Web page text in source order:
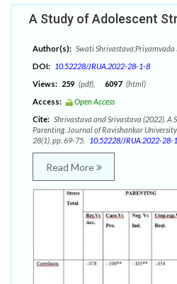
A Study of Adolescent
Author(s): Swati Shrivastava;Priyamvada
DOI: 10.52228/JRUA.2022-28-1-8
Views: 259 (pdf), 6097 (html)
Access:
Open Access
Cite: Shrivastava and Srivastava (2022). A
Parenting. Journal of Ravishankar University
28(1), pp. 69-75. 10.52228/JRUA.2022-28-
Read More